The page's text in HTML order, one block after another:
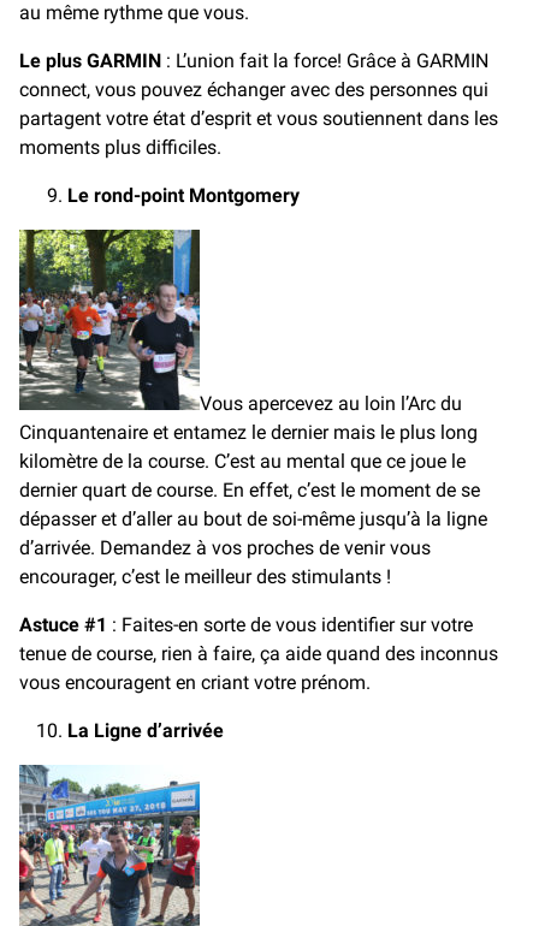
au même rythme que vous.
Le plus GARMIN : L’union fait la force! Grâce à GARMIN
connect, vous pouvez échanger avec des personnes qui
partagent votre état d’esprit et vous soutiennent dans les
moments plus difficiles.
Le rond-point Montgomery
Vous apercevez au loin l’Arc du
Cinquantenaire et entamez le dernier mais le plus long
kilomètre de la course. C’est au mental que ce joue le
dernier quart de course. En effet, c’est le moment de se
dépasser et d’aller au bout de soi-même jusqu’à la ligne
d’arrivée. Demandez à vos proches de venir vous
encourager, c’est le meilleur des stimulants !
Astuce #1 : Faites-en sorte de vous identifier sur votre
tenue de course, rien à faire, ça aide quand des inconnus
vous encouragent en criant votre prénom.
La Ligne d’arrivée